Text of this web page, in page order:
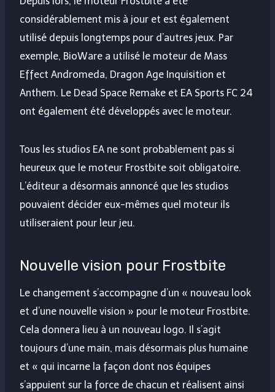
considérablement mis à jour et est également
utilisé depuis longtemps pour d’autres jeux. Par
exemple, BioWare a utilisé le moteur de Mass
Effect Andromeda, Dragon Age Inquisition et
Anthem. Le Dead Space Remake et EA Sports FC 24
ont également été développés avec le moteur.
Tous les studios EA ne sont probablement pas si
heureux que le moteur Frostbite soit obligatoire.
L’éditeur a désormais annoncé que les studios
pouvaient décider eux-mêmes quel moteur ils
utiliseraient pour leur jeu.
Nouvelle vision pour Frostbite
Le changement s’accompagne d’un « nouveau look
et d’une nouvelle vision » pour le moteur Frostbite.
Cela donnera lieu à un nouveau logo. Il s’agit
toujours d’une main, mais désormais plus humaine
et « qui incarne la façon dont nos équipes
s’appuient sur la force de chacun et réalisent ainsi